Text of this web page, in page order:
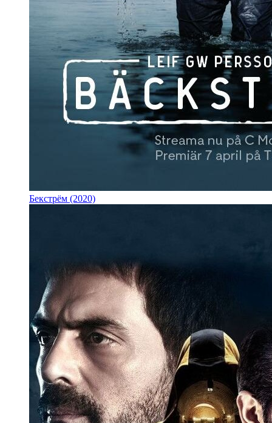
Бекстрём (2020)